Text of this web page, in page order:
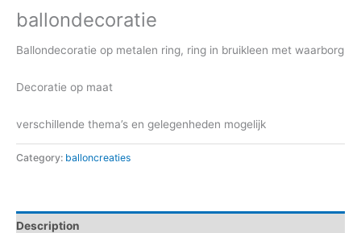
ballondecoratie
Ballondecoratie op metalen ring, ring in bruikleen met waarborg
Decoratie op maat
verschillende thema’s en gelegenheden mogelijk
Category: balloncreaties
Description